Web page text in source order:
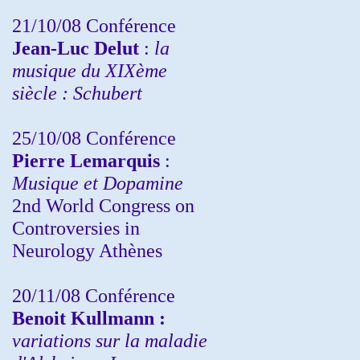
21/10/08 Conférence
Jean-Luc Delut : la
musique du XIXème
siècle : Schubert
25/10/08 Conférence
Pierre Lemarquis :
Musique et Dopamine
2nd World Congress on
Controversies in
Neurology Athènes
20/11/08 Conférence
Benoit Kullmann :
variations sur la maladie